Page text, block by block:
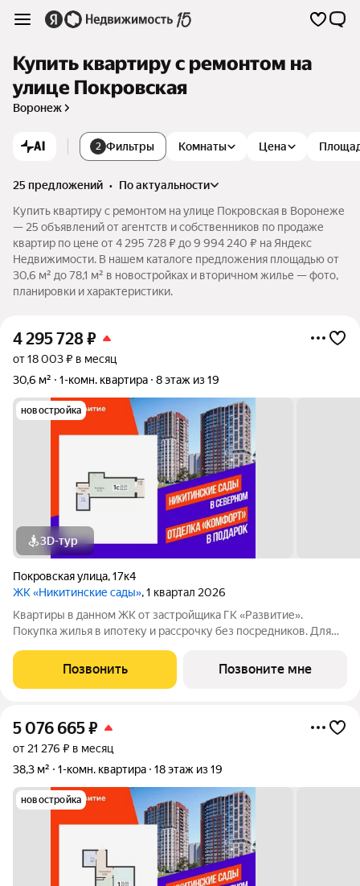
Купить квартиру с ремонтом на
улице Покровская
Воронеж
AI 2 Фильтры Комнаты Цена
25 предложений •
по актуальности
Купить квартиру с ремонтом на улице Покровская в Воронеже
— 25 объявлений от агентств и собственников по продаже
квартир по цене от 4 295 728 ₽ до 9 994 240 ₽ на Яндекс
Недвижимости. В нашем каталоге предложения площадью от
30,6 м² до 78,1 м² в новостройках и вторичном жилье — фото,
планировки и характеристики.
4 295 728₽
от 18 003 ₽ в месяц
30,6 м²
1-комн. квартира 8 этаж из 19
новостройка
3D-тур
Покровская улица,17к4
ЖК «Никитинские сады», 1 квартал 2026
Квартиры в данном ЖК от застройщика ГК «Развитие».
Покупка жилья в ипотеку и рассрочку без посредников. Для
обращайтесь в отдел продаж застройщика.
Позвонить Позвоните мне
5 076 665₽
от 21 276 ₽ в месяц
38,3 м²
1-комн. квартира 18 этаж из 19
новостройка